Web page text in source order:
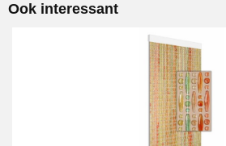
Ook interessant